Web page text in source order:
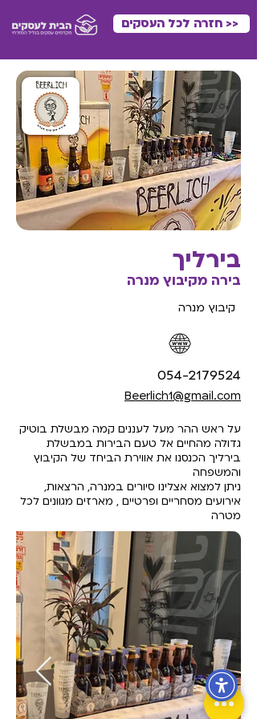
<< חזרה לכל העסקים
בירליך
בירה מקיבוץ מנרה
קיבוץ מנרה
054-2179524
Beerlich1@gmail.com
על ראש ההר מעל לעננים קמה מבשלת בוטיק
גדולה מהחיים אל טעם הבירות במבשלת
בירליך הכנסנו את אווירת הביחד של הקיבוץ
והמשפחה
ניתן למצוא אצלינו סיורים במנרה, הרצאות,
אירועים מסחריים ופרטיים , מארזים מגוונים לכל
מטרה